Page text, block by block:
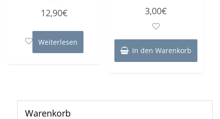
mit
5
12,90€
Weiterlesen
mit
3,00€
In den Warenkorb
Warenkorb